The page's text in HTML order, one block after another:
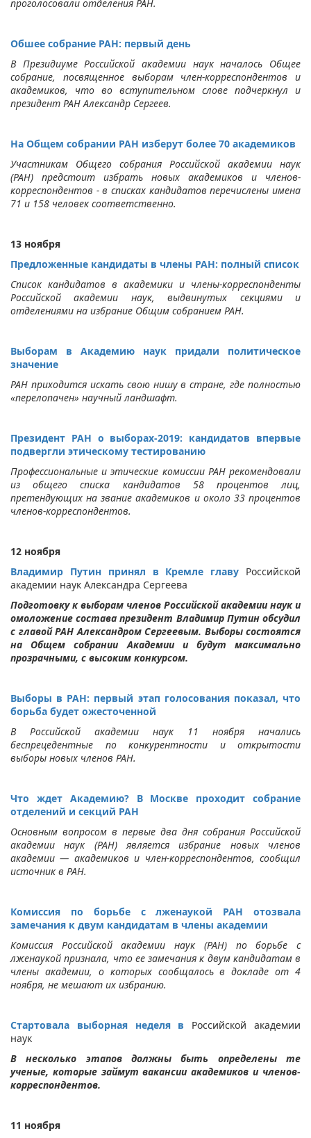
проголосовали отделения РАН.
Обшее собрание РАН: первый день
В Президиуме Российской академии наук началось Общее
собрание, посвященное выборам член-корреспондентов и
академиков, что во вступительном слове подчеркнул и
президент РАН Александр Сергеев.
На Общем собрании РАН изберут более 70 академиков
Участникам Общего собрания Российской академии наук
(РАН) предстоит избрать новых академиков и членов-
корреспондентов - в списках кандидатов перечислены имена
71 и 158 человек соответственно.
13 ноября
Предложенные кандидаты в члены РАН: полный список
Список кандидатов в академики и члены-корреспонденты
Российской академии наук, выдвинутых секциями и
отделениями на избрание Общим собранием РАН.
Выборам в Академию наук придали политическое
значение
РАН приходится искать свою нишу в стране, где полностью
«перелопачен» научный ландшафт.
Президент РАН о выборах-2019: кандидатов впервые
подвергли этическому тестированию
Профессиональные и этические комиссии РАН рекомендовали
из общего списка кандидатов 58 процентов лиц,
претендующих на звание академиков и около 33 процентов
членов-корреспондентов.
12 ноября
Владимир Путин принял в Кремле главу Российской
академии наук Александра Сергеева
Подготовку к выборам членов Российской академии наук и
омоложение состава президент Владимир Путин обсудил
с главой РАН Александром Сергеевым. Выборы состоятся
на Общем собрании Академии и будут максимально
прозрачными, с высоким конкурсом.
Выборы в РАН: первый этап голосования показал, что
борьба будет ожесточенной
В Российской академии наук 11 ноября начались
беспрецедентные по конкурентности и открытости
выборы новых членов РАН.
Что ждет Академию? В Москве проходит собрание
отделений и секций РАН
Основным вопросом в первые два дня собрания Российской
академии наук (РАН) является избрание новых членов
академии — академиков и член-корреспондентов, сообщил
источник в РАН.
Комиссия по борьбе с лженаукой РАН отозвала
замечания к двум кандидатам в члены академии
Комиссия Российской академии наук (РАН) по борьбе с
лженаукой признала, что ее замечания к двум кандидатам в
члены академии, о которых сообщалось в докладе от 4
ноября, не мешают их избранию.
Стартовала выборная неделя в Российской академии
наук
В несколько этапов должны быть определены те
ученые, которые займут вакансии академиков и членов-
корреспондентов.
11 ноября